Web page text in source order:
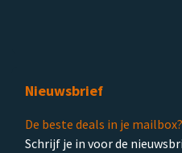
Nieuwsbrief
De beste deals in je mailbox?
Schrijf je in voor de